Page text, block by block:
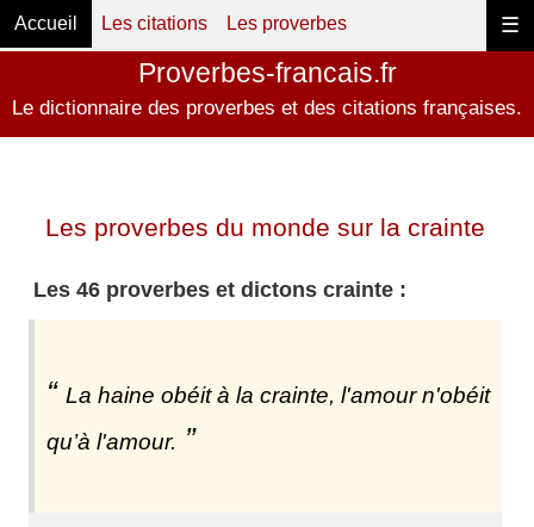
☰
Accueil Les citations Les proverbes
Proverbes-francais.fr
Le dictionnaire des proverbes et des citations françaises.
Les proverbes du monde sur la crainte
Les 46 proverbes et dictons crainte :
La haine obéit à la crainte, l'amour n'obéit
qu’à l'amour.